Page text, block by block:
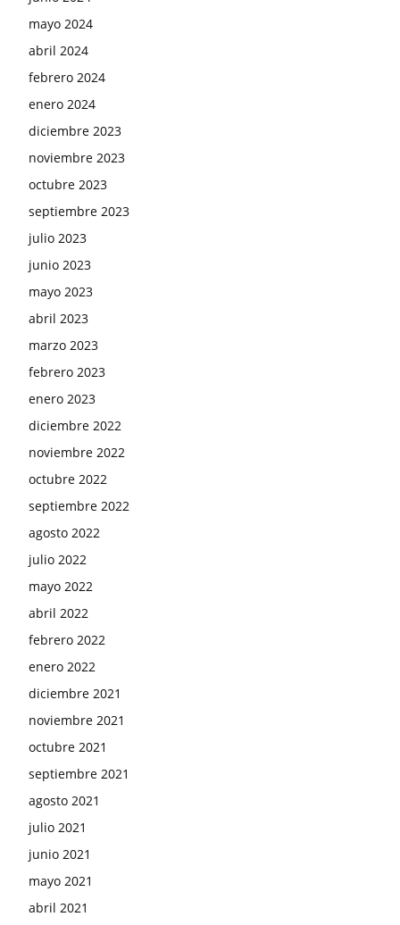
mayo 2024
abril 2024
febrero 2024
enero 2024
diciembre 2023
noviembre 2023
octubre 2023
septiembre 2023
julio 2023
junio 2023
mayo 2023
abril 2023
marzo 2023
febrero 2023
enero 2023
diciembre 2022
noviembre 2022
octubre 2022
septiembre 2022
agosto 2022
julio 2022
mayo 2022
abril 2022
febrero 2022
enero 2022
diciembre 2021
noviembre 2021
octubre 2021
septiembre 2021
agosto 2021
julio 2021
junio 2021
mayo 2021
abril 2021